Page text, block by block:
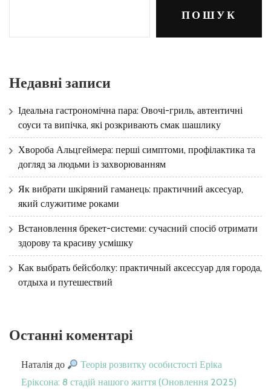
ПОШУК
Недавні записи
Ідеальна гастрономічна пара: Овочі-гриль, автентичні
соуси та випічка, які розкривають смак шашлику
Хвороба Альцгеймера: перші симптоми, профілактика та
догляд за людьми із захворюванням
Як вибрати шкіряний гаманець: практичний аксесуар,
який служитиме роками
Встановлення брекет-системи: сучасний спосіб отримати
здорову та красиву усмішку
Как выбрать бейсболку: практичный аксессуар для города,
отдыха и путешествий
Останні коментарі
Наталія до
Теорія розвитку особистості Еріка
Еріксона: 8 стадій нашого життя (Оновлення 2025)